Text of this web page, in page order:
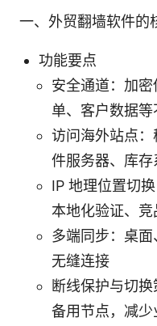
一、外贸翻墙软件的
功能要点
安全通道：加
单、客户数据等
访问海外站点
件服务器、库存
IP 地理位置切
本地化验证、竞
多端同步：桌
无缝连接
断线保护与切
备用节点，减少